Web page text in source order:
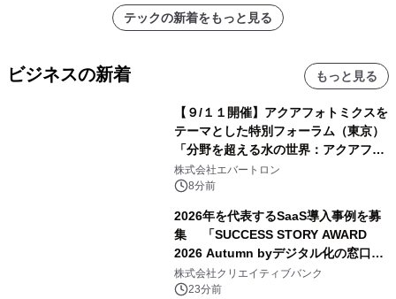
テックの新着をもっと見る
ビジネスの新着 もっと見る
【９/１１開催】アクアフォトミクスを
テーマとした特別フォーラム（東京）
「分野を超える水の世界：アクアフォ
トミクスが切り拓く新しい科学の地
平」を開催
株式会社エバートロン
8分前
2026年を代表するSaaS導入事例を募
集 「SUCCESS STORY AWARD
2026 Autumn byデジタル化の窓口」
開催
株式会社クリエイティブバンク
23分前